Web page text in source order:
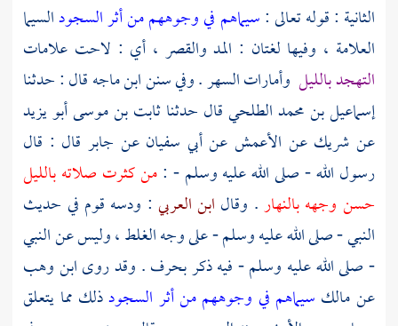
الثانية : قوله تعالى :سيماهم في وجوههم من أثر السجودالسيما
العلامة ، وفيها لغتان : المد والقصر ، أي : لاحت علامات
التهجد بالليل وأمارات السهر . وفي سننابن ماجهقال : حدثنا
إسماعيل بن محمد الطلحيقال حدثناثابت بن موسى أبو يزيد
عن شريكعن الأعمش عنأبي سفيانعن جابر قال : قال
رسول الله - صلى الله عليه وسلم - :من كثرت صلاته بالليل
حسن وجهه بالنهار. وقال ابن العربي : ودسه قوم في حديث
النبي - صلى الله عليه وسلم - على وجه الغلط ، وليس عن النبي
- صلى الله عليه وسلم - فيه ذكر بحرف . وقد روىابن وهب
عنمالك سيماهم في وجوههم من أثر السجودذلك مما يتعلق